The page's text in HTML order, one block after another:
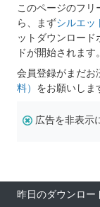
このページのフリ
ら、まずシルエッ
ットダウンロー
ドが開始されます。
会員登録がまだお
料） をお願いしま
広告を非表示
昨日のダウンロー